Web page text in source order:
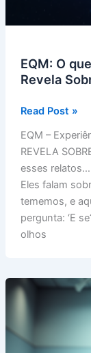
EQM: O
Revela
EQM:
que
Morte
Nós
Read Post »
EQM –
REVELA
esses
Eles falam
tememos, e
pergunta: ‘E
olhos